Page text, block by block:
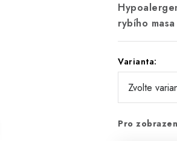
rybího masa
Varianta:
Pro